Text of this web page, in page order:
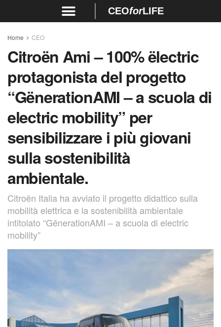
CEOforLIFE
Home CEO
Citroën Ami – 100% ëlectric
protagonista del progetto
“GënerationAMI – a scuola di
electric mobility” per
sensibilizzare i più giovani
sulla sostenibilità
ambientale.
Citroën Italia ha avviato il progetto didattico sulla
mobilità elettrica e la sostenibilità ambientale
intitolato “GënerationAMI – a scuola di electric
mobility”